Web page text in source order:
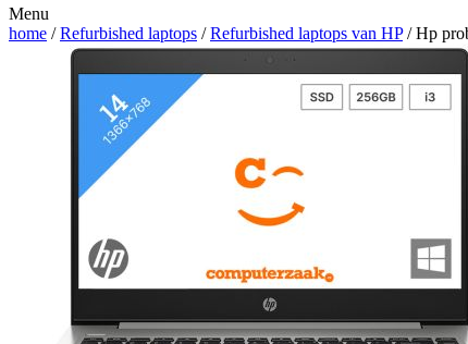
Menu
home /Refurbished laptops /Refurbished laptops van HP/ Hp